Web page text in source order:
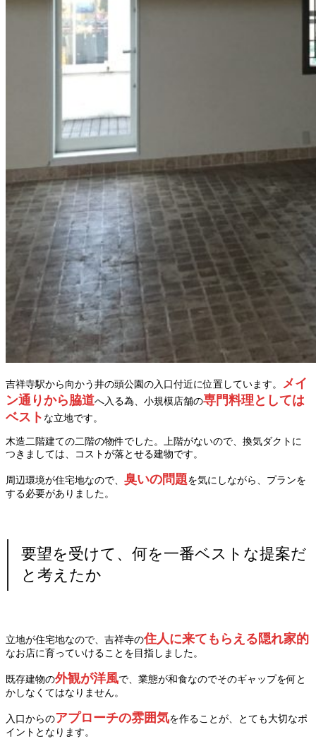
吉祥寺駅から向かう井の頭公園の入口付近に位置しています。
メイ
ン通りから脇道へ入る為、小規模店舗の専門料理としては
ベスト な立地です。
木造二階建ての二階の物件でした。上階がないので、換気ダクトに
つきましては、コストが落とせる建物です。
周辺環境が住宅地なので、 臭いの問題を気にしながら、プランを
する必要がありました。
要望を受けて、何を一番ベストな提案だ
と考えたか
立地が住宅地なので、吉祥寺の住人に来てもらえる隠れ家的
なお店に育っていけることを目指しました。
既存建物の外観が洋風で、業態が和食なのでそのギャップを何と
かしなくてはなりません。
入口からのアプローチの雰囲気を作ることが、とても大切なポ
イントとなります。